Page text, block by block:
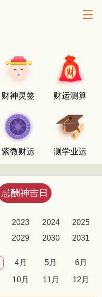
财神灵签 财运测算
紫微财运 测学业运
忌酬神吉日
2023 2024
2025
2029 2030 2031
4月 5月 6月
10月 11月 12月